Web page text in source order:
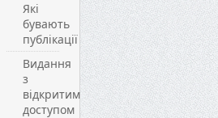
Які
бувають
публікації
Видання
з
відкритим
доступом